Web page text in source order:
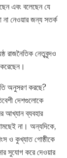
এবং বলেছেন যে
নেওয়ার জন্য সতর্ক
রাজনৈতিক নেতৃবৃন্দও
অনুসরণ করছে?
দেশগুলোকে
আখ্যান ব্যবহার
না। অন্যদিকে,
ও কুখ্যাত গোষ্ঠীকে
সুযোগ করে দেওয়ার